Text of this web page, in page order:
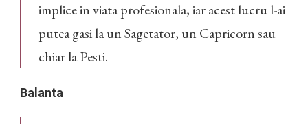
implice in viata profesionala, iar acest lucru l-ai
putea gasi la un Sagetator, un Capricorn sau
chiar la Pesti.
Balanta